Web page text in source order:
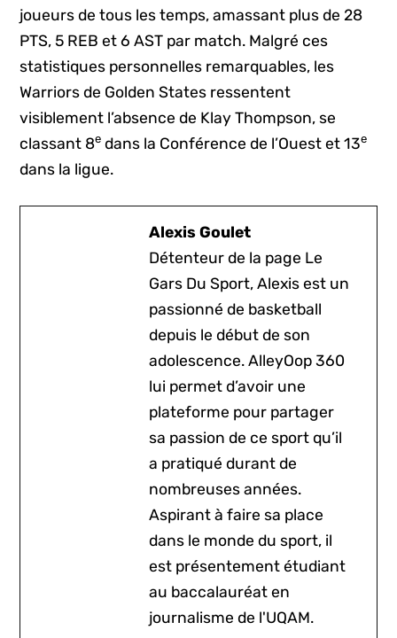
joueurs de tous les temps, amassant plus de 28
PTS, 5 REB et 6 AST par match. Malgré ces
statistiques personnelles remarquables, les
Warriors de Golden States ressentent
visiblement l’absence de Klay Thompson, se
classant 8e dans la Conférence de l’Ouest et 13e
dans la ligue.
Alexis Goulet
Détenteur de la page Le
Gars Du Sport, Alexis est un
passionné de basketball
depuis le début de son
adolescence. AlleyOop 360
lui permet d’avoir une
plateforme pour partager
sa passion de ce sport qu’il
a pratiqué durant de
nombreuses années.
Aspirant à faire sa place
dans le monde du sport, il
est présentement étudiant
au baccalauréat en
journalisme de l'UQAM.